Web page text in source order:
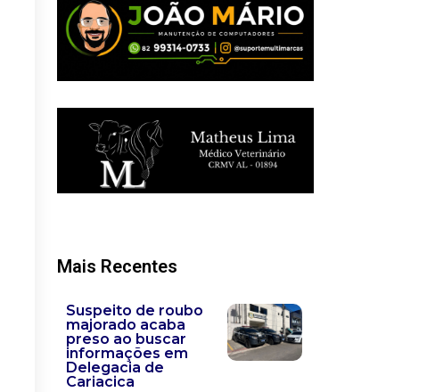
Mais Recentes
Suspeito de roubo
majorado acaba
preso ao buscar
informações em
Delegacia de
Cariacica